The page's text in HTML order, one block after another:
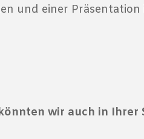
und einer Präsentation
wir auch in Ihrer